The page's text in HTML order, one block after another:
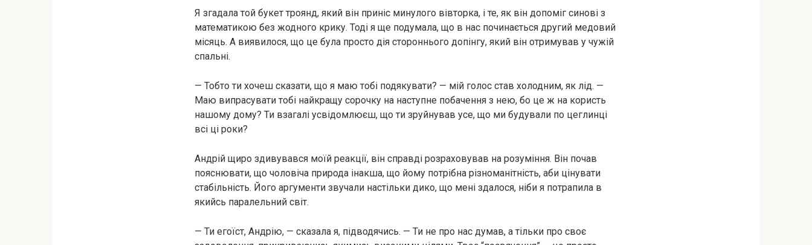
Я згадала той букет троянд, який він приніс минулого вівторка, і те, як він допоміг синові з
математикою без жодного крику. Тоді я ще подумала, що в нас починається другий медовий
місяць. А виявилося, що це була просто дія стороннього допінгу, який він отримував у чужій
спальні.
— Тобто ти хочеш сказати, що я маю тобі подякувати? — мій голос став холодним, як лід. —
Маю випрасувати тобі найкращу сорочку на наступне побачення з нею, бо це ж на користь
нашому дому? Ти взагалі усвідомлюєш, що ти зруйнував усе, що ми будували по цеглинці
всі ці роки?
Андрій щиро здивувався моїй реакції, він справді розраховував на розуміння. Він почав
пояснювати, що чоловіча природа інакша, що йому потрібна різноманітність, аби цінувати
стабільність. Його аргументи звучали настільки дико, що мені здалося, ніби я потрапила в
якийсь паралельний світ.
— Ти егоїст, Андрію, — сказала я, підводячись. — Ти не про нас думав, а тільки про своє